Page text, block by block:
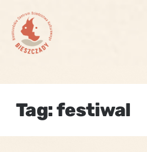
content
Tag:festiwal